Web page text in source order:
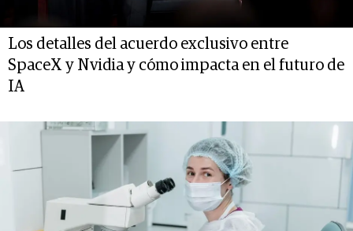
Los detalles del acuerdo exclusivo entre
SpaceX y Nvidia y cómo impacta en el futuro de
IA